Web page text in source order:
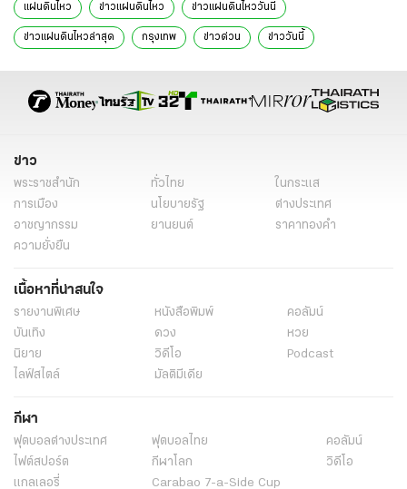
แผ่นดินไหว ข่าวแผ่นดินไหว ข่าวแผ่นดินไหววันนี้
ข่าวแผ่นดินไหวล่าสุด กรุงเทพ ข่าวด่วน ข่าววันนี้
เยียวยาแผ่นดินไหว มาตรการช่วยเหลือแผ่นดินไหว
แผ่นดินไหวกรุงเทพ
ไทยรัฐฉบับพิมพ์ ข่าวหน้า1
ข่าว
พระราชสำนัก ทั่วไทย
ในกระแส
การเมือง
นโยบายรัฐ
ต่างประเทศ
อาชญากรรม
ยานยนต์
ราคาทองคำ
ความยั่งยืน
เนื้อหาที่น่าสนใจ
รายงานพิเศษ หนังสือพิมพ์
คอลัมน์
บันเทิง
ดวง
หวย
นิยาย
วิดีโอ
Podcast
ไลฟ์สไตล์
มัลติมีเดีย
กีฬา
ฟุตบอลต่่างประเทศ ฟุตบอลไทย
คอลัมน์
ไฟต์สปอร์ต
กีฬาโลก
วิดีโอ
แกลเลอรี่
Carabao 7-a-Side Cup